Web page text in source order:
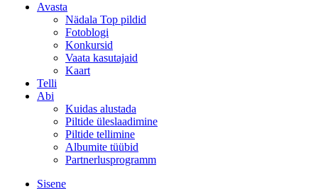
Avasta
Nädala Top pildid
Fotoblogi
Konkursid
Vaata kasutajaid
Kaart
Telli
Abi
Kuidas alustada
Piltide üleslaadimine
Piltide tellimine
Albumite tüübid
Partnerlusprogramm
Sisene